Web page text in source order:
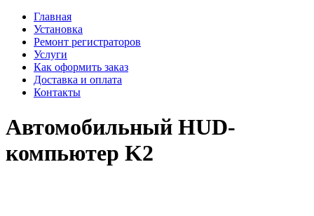
Главная
Установка
Ремонт регистраторов
Услуги
Как оформить заказ
Доставка и оплата
Контакты
Автомобильный HUD-
компьютер K2